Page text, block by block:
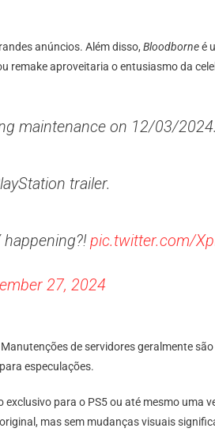
anúncios. Além disso, Bloodborneé
remake aproveitaria o entusiasmo da
maintenance on 12/03/2024.
trailer.
pic.twitter.com/
27, 2024
de servidores geralmente
especulações.
para o PS5 ou até mesmo
mas sem mudanças visuais